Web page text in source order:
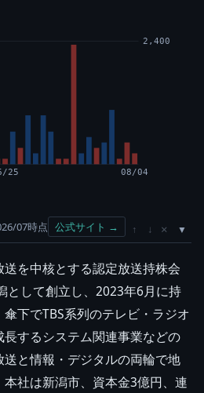
2,400
25 08/04
07時点 公式サイト → ↑ ↓ ×
を中核とする認定放送持株会
として創立し、2023年6月に持
下でTBS系列のテレビ・ラジオ
するシステム関連事業などの
と情報・デジタルの両輪で地
社は新潟市、資本金3億円、連